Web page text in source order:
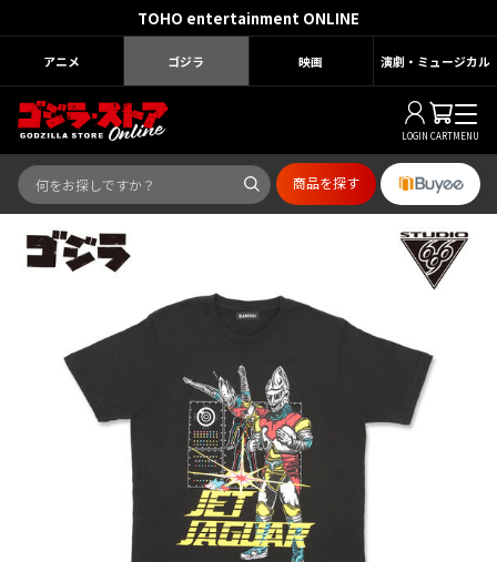
TOHO entertainment ONLINE
アニメ ゴジラ 映画 演劇・ミュージカル
LOGIN CARTMENU
商品を探す